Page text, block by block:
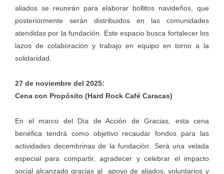
aliados se reunirán para elaborar bollitos navideños, que
posteriormente serán distribuidos en las comunidades
atendidas por la fundación. Este espacio busca fortalecer los
lazos de colaboración y trabajo en equipo en torno a la
solidaridad.
27 de noviembre del 2025:
Cena con Propósito (Hard Rock Café Caracas)
En el marco del Día de Acción de Gracias, esta cena
benéfica tendrá como objetivo recaudar fondos para las
actividades decembrinas de la fundación. Será una velada
especial para compartir, agradecer y celebrar el impacto
social alcanzado gracias al apoyo de aliados, voluntarios y